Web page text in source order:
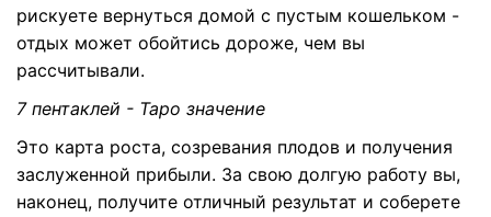
рискуете вернуться домой с пустым кошельком -
отдых может обойтись дороже, чем вы
рассчитывали.
7 пентаклей - Таро значение
Это карта роста, созревания плодов и получения
заслуженной прибыли. За свою долгую работу вы,
наконец, получите отличный результат и соберете